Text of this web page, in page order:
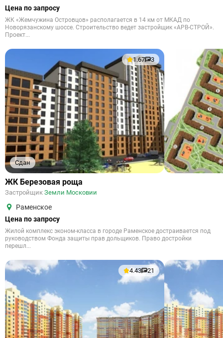
Цена по запросу
ЖК «Жемчужина Островцов» располагается в 14 км от МКАД по
Новорязанскому шоссе. Строительство ведет застройщик «АРВ-СТРОЙ».
Проект...
Сдан
1.67 3
ЖК Березовая роща
Застройщик Земли Московии
Раменское
Цена по запросу
Жилой комплекс эконом-класса в городе Раменское достраивается под
руководством Фонда защиты прав дольщиков. Право достройки
перешл...
4.43 21